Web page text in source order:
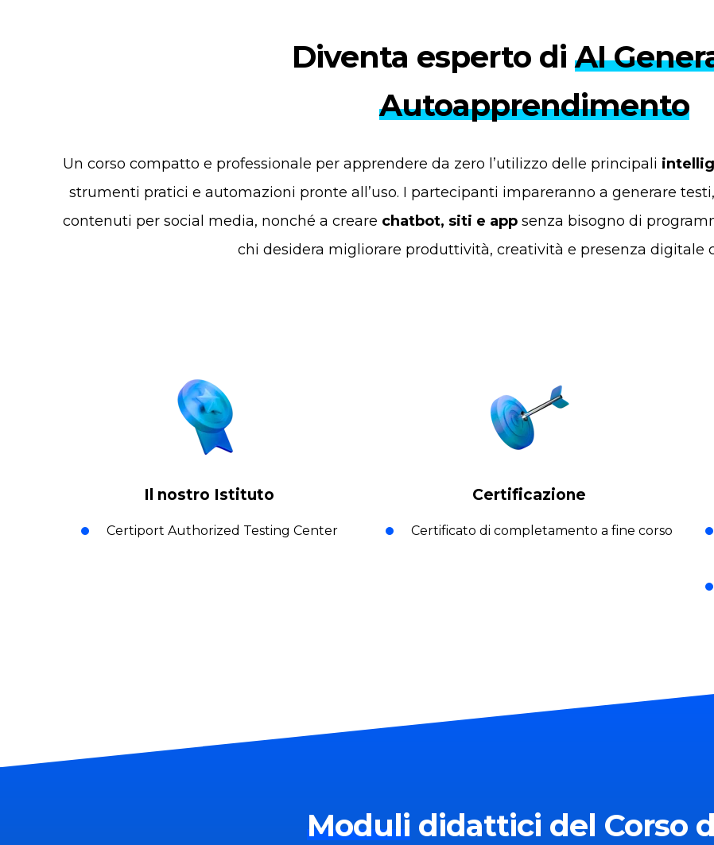
Diventa esperto diAI
Autoapprendimento
Un corso compatto e professionale per apprendere da zero l’utilizzo delle principali
strumenti pratici e automazioni pronte all’uso. I partecipanti impareranno a generare
contenuti per social media, nonché a creare chatbot, siti e appsenza bisogno di
chi desidera migliorare produttività, creatività e presenza digitale
Il nostro Istituto
Certiport Authorized Testing Center
Certificazione
Certificato di completamento a fine corso
Modulididattici del Corso